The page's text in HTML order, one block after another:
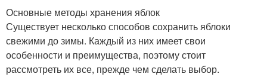
Основные методы хранения яблок
Существует несколько способов сохранить яблоки
свежими до зимы. Каждый из них имеет свои
особенности и преимущества, поэтому стоит
рассмотреть их все, прежде чем сделать выбор.